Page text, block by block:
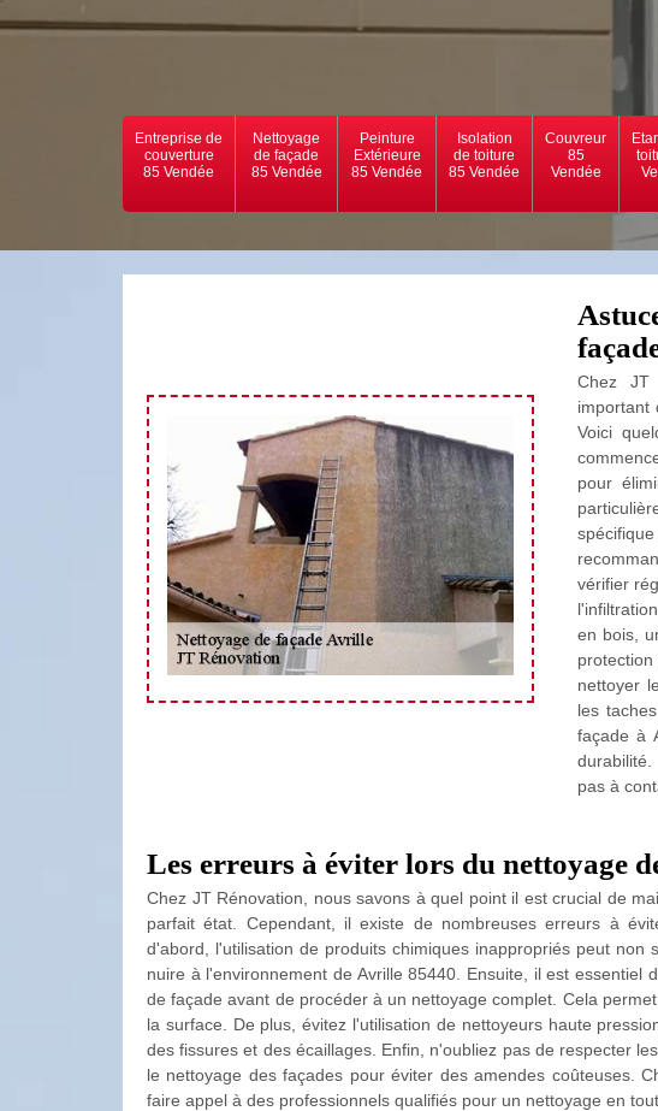
Entreprise de
couverture
85 Vendée
Nettoyage
de façade
85 Vendée
Peinture
Extérieure
85 Vendée
Isolation
de toiture
85 Vendée
Couvreur
85
Vendée
Chez JT
important
Voici
pour
vérifier
en bois,
nettoyer
les
façade à
pas à
Les erreurs à éviter lors du nettoyage
Chez JT Rénovation, nous savons à quel point il est crucial de
parfait état. Cependant, il existe de nombreuses erreurs à
d'abord, l'utilisation de produits chimiques inappropriés peut non
nuire à l'environnement de Avrille 85440. Ensuite, il est essentiel
de façade avant de procéder à un nettoyage complet. Cela
la surface. De plus, évitez l'utilisation de nettoyeurs haute
des fissures et des écaillages. Enfin, n'oubliez pas de respecter
le nettoyage des façades pour éviter des amendes coûteuses.
faire appel à des professionnels qualifiés pour un nettoyage en